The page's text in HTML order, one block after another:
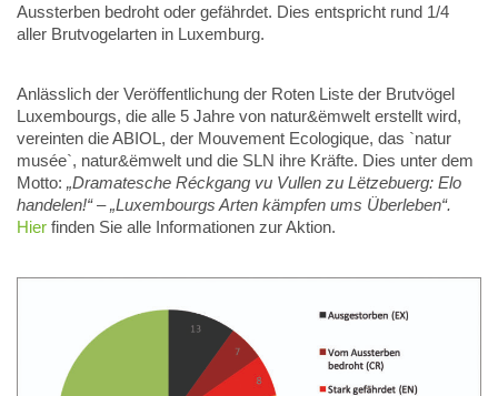
Aussterben bedroht oder gefährdet. Dies entspricht rund 1/4
aller Brutvogelarten in Luxemburg.
Anlässlich der Veröffentlichung der Roten Liste der Brutvögel
Luxembourgs, die alle 5 Jahre von natur&ëmwelt erstellt wird,
vereinten die ABIOL, der Mouvement Ecologique, das `natur
musée`, natur&ëmwelt und die SLN ihre Kräfte. Dies unter dem
Motto: „Dramatesche Réckgang vu Vullen zu Lëtzebuerg: Elo
handelen!“ – „Luxembourgs Arten kämpfen ums Überleben“.
Hier finden Sie alle Informationen zur Aktion.